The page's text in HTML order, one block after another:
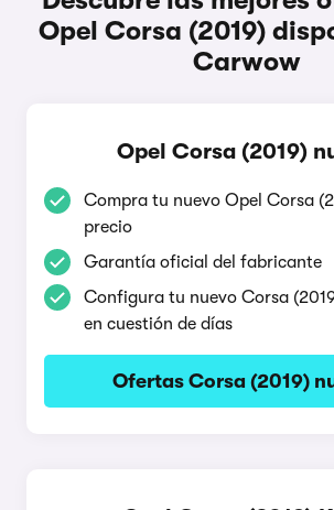
Opel Corsa (2019)
Carwow
Opel Corsa (2019)
Compra tu nuevo Opel Corsa
precio
Garantía oficial del fabricante
Configura tu nuevo Corsa
en cuestión de días
Ofertas Corsa (2019)